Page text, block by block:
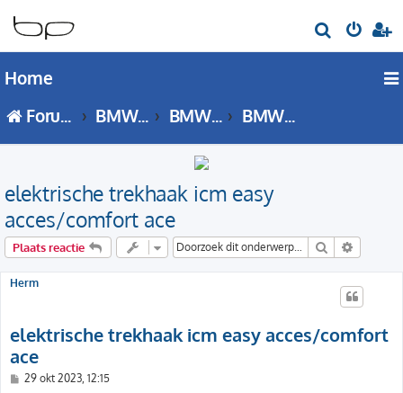
o
Home
Forumoverzicht
BMW X Serie BMW X3 - E83 forum BMW X3 (E83) Techniek
elektrische trekhaak icm easy
acces/comfort ace
Plaats reactie Zoek
Herm
elektrische trekhaak icm easy acces/comfort
ace
B29 okt 2023, 12:15